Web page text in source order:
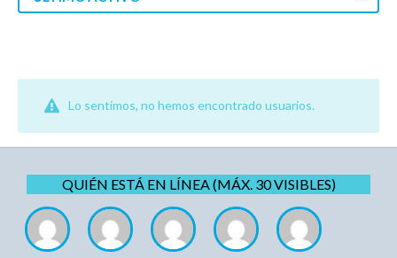
Lo sentimos, no hemos encontrado usuarios.
QUIÉN ESTÁ EN LÍNEA (MÁX. 30 VISIBLES)